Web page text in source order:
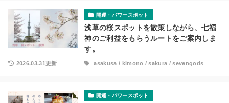
開運・パワースポット
浅草の桜スポットを散策しながら、七福
神のご利益をもらうルートをご案内しま
す。
2026.03.31更新 asakusa / kimono /sakura /sevengods
開運・パワースポット